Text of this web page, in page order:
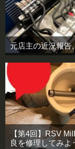
元店主の近況報告
【第4回】RSV
良を修理してみよ